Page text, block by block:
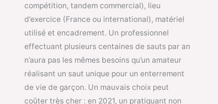
compétition, tandem commercial), lieu
d’exercice (France ou international), matériel
utilisé et encadrement. Un professionnel
effectuant plusieurs centaines de sauts par an
n’aura pas les mêmes besoins qu’un amateur
réalisant un saut unique pour un enterrement
de vie de garçon. Un mauvais choix peut
coûter très cher : en 2021, un pratiquant non